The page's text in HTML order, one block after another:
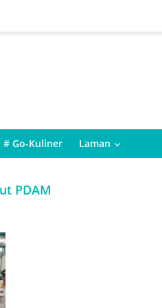
# Go-Kuliner Laman
PDAM